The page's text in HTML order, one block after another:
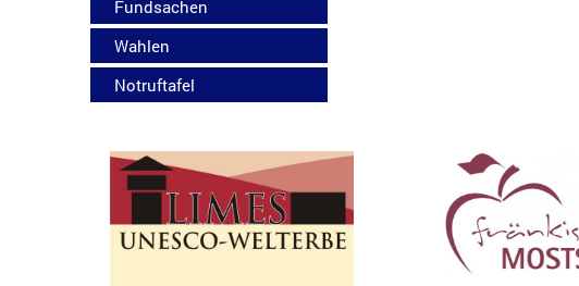
Fundsachen
Wahlen
Notruftafel